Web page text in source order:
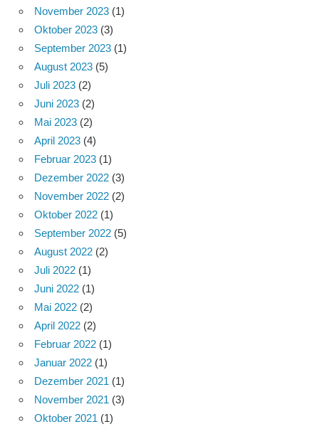
November 2023 (1)
Oktober 2023 (3)
September 2023 (1)
August 2023 (5)
Juli 2023 (2)
Juni 2023 (2)
Mai 2023 (2)
April 2023 (4)
Februar 2023 (1)
Dezember 2022 (3)
November 2022 (2)
Oktober 2022 (1)
September 2022 (5)
August 2022 (2)
Juli 2022 (1)
Juni 2022 (1)
Mai 2022 (2)
April 2022 (2)
Februar 2022 (1)
Januar 2022 (1)
Dezember 2021 (1)
November 2021 (3)
Oktober 2021 (1)